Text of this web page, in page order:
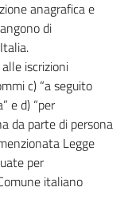
anagrafica e
di
iscrizioni
c) “a seguito
e d) “per
da parte di persona
Legge
per
italiano